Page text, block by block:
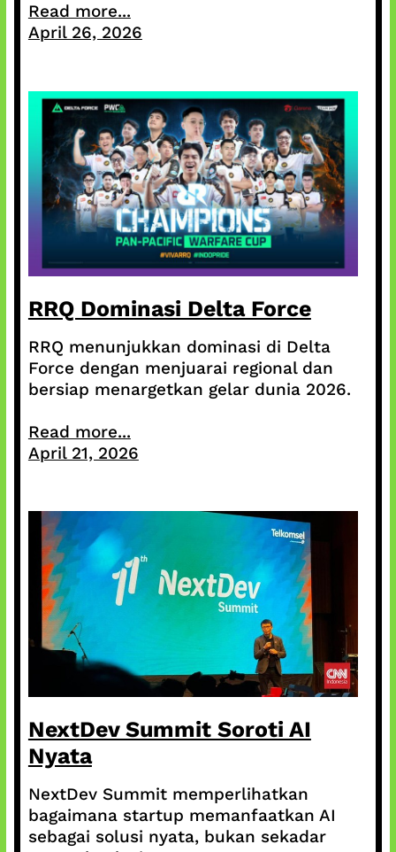
Read more...
April 26, 2026
RRQ Dominasi Delta Force
RRQ menunjukkan dominasi di Delta
Force dengan menjuarai regional dan
bersiap menargetkan gelar dunia 2026.
Read more...
April 21, 2026
NextDev Summit Soroti AI
Nyata
NextDev Summit memperlihatkan
bagaimana startup memanfaatkan AI
sebagai solusi nyata, bukan sekadar